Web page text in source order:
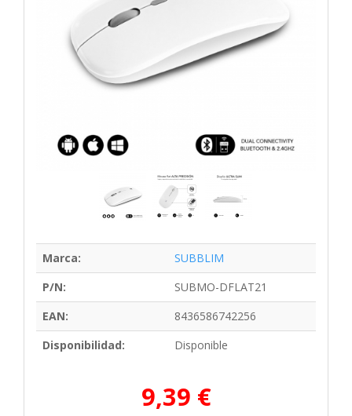
Marca:
SUBBLIM
P/N:
SUBMO-DFLAT21
EAN:
8436586742256
Disponibilidad:
Disponible
9,39 €